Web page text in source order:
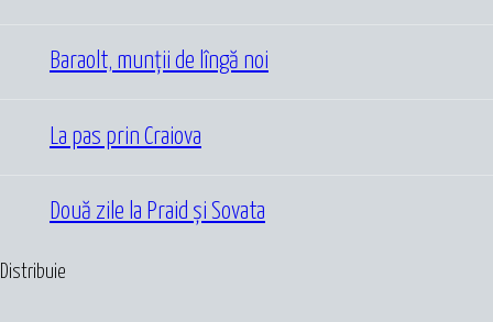
Baraolt, munții de lîngă noi
La pas prin Craiova
Două zile la Praid și Sovata
Distribuie